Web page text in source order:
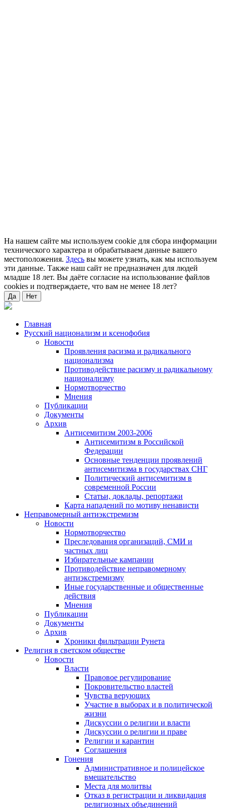
На нашем сайте мы используем cookie для сбора информации
технического характера и обрабатываем данные вашего
местоположения. Здесь вы можете узнать, как мы используем
эти данные. Также наш сайт не предназначен для людей
младше 18 лет. Вы даёте согласие на использование файлов
cookies и подтверждаете, что вам не менее 18 лет?
Да Нет
Главная
Русский национализм и ксенофобия
Новости
Проявления расизма и радикального
национализма
Противодействие расизму и радикальному
национализму
Нормотворчество
Мнения
Публикации
Документы
Архив
Антисемитизм 2003-2006
Антисемитизм в Российской
Федерации
Основные тенденции проявлений
антисемитизма в государствах СНГ
Политический антисемитизм в
современной России
Статьи, доклады, репортажи
Карта нападений по мотиву ненависти
Неправомерный антиэкстремизм
Новости
Нормотворчество
Преследования организаций, СМИ и
частных лиц
Избирательные кампании
Противодействие неправомерному
антиэкстремизму
Иные государственные и общественные
действия
Мнения
Публикации
Документы
Архив
Хроники фильтрации Рунета
Религия в светском обществе
Новости
Власти
Правовое регулирование
Покровительство властей
Чувства верующих
Участие в выборах и в политической
жизни
Дискуссии о религии и власти
Дискуссии о религии и праве
Религии и карантин
Соглашения
Гонения
Административное и полицейское
вмешательство
Места для молитвы
Отказ в регистрации и ликвидация
религиозных объединений